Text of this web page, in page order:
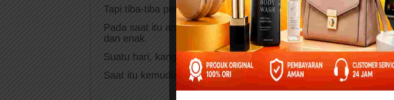
Tapi tiba-tiba persahabatan mereka terputus akibat ulah kanguru.
Pada saat itu anjing tidak tahu kalau buah apel itu bisa dimakan
dan enak.
Suatu hari, kanguru sedang makan buah apel.
Saat itu kemudian datang anjing ke sana minta buah apel.